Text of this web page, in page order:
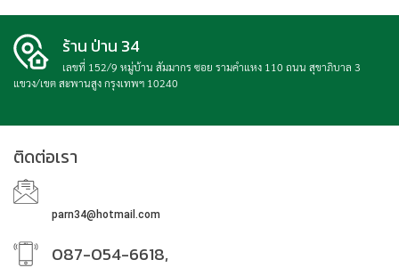
ร้าน ป่าน 34
เลขที่ 152/9 หมู่บ้าน สัมมากร ซอย รามคำแหง 110 ถนน สุขาภิบาล 3
แขวง/เขต สะพานสูง กรุงเทพฯ 10240
ติดต่อเรา
parn34@hotmail.com
087-054-6618,